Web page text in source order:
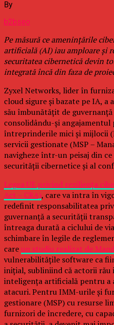
By
b2bseo
Pe măsură ce amenințările
artificială (AI) iau amploare și
securitatea cibernetică devin
integrată încă din faza de
Zyxel Networks, lider în
cloud sigure și bazate pe IA,
său îmbunătățit de
consolidându-și
întreprinderile mici și mijlocii
servicii gestionate (MSP –
navigheze într-un peisaj din
securității cibernetice și al
Legea UE privind reziliența
Act – CRA), care va intra în
redefinit responsabilitatea
guvernanță a securității
întreaga durată a ciclului de
schimbare în legile de
careun studiu realizat de
vulnerabilitățile software ca
inițial, subliniind că actorii
inteligența artificială pentru a
atacuri. Pentru IMM-urile și
gestionare (MSP) cu resurse
furnizori de încredere, cu